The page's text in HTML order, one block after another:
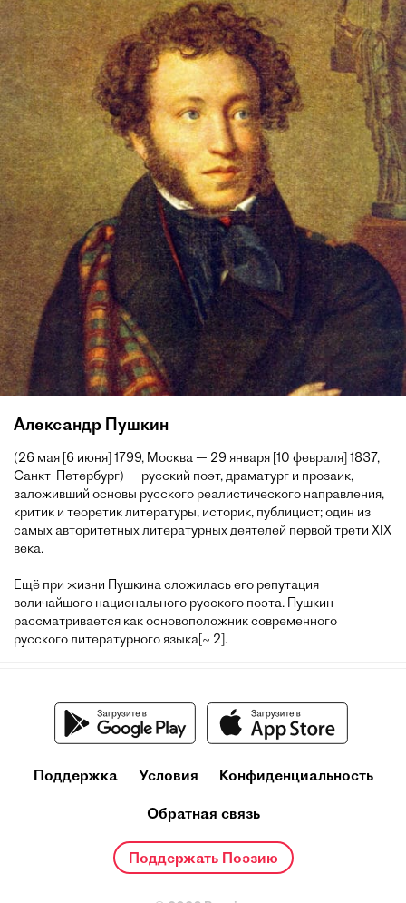
Александр Пушкин
(26 мая [6 июня] 1799, Москва — 29 января [10 февраля] 1837,
Санкт-Петербург) — русский поэт, драматург и прозаик,
заложивший основы русского реалистического направления,
критик и теоретик литературы, историк, публицист; один из
самых авторитетных литературных деятелей первой трети XIX
века.
Ещё при жизни Пушкина сложилась его репутация
величайшего национального русского поэта. Пушкин
рассматривается как основоположник современного
русского литературного языка[~ 2].
Поддержка Условия Конфиденциальность
Обратная связь
Поддержать Поэзию